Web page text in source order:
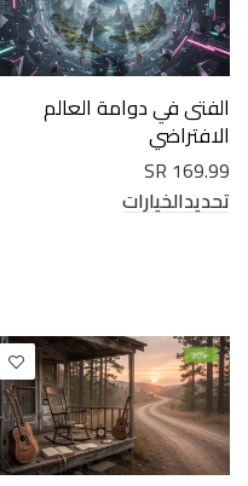
الفتى في دوامة العالم
الافتراضي
169.99 SR
تحديدالخيارات
-30%